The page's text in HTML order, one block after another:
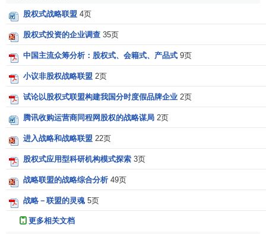
难撤离，灵活性差，风险大，政府的政策限制也很严格，而
契约式战略联盟则可避开这些问题。
与此同时，股权式战略联盟有利于扩大企业的资金实
力，并通过部分“拥有”对方的形式，增强双方的信任感和责任
感，合作更能持久；契约式战略联盟的先天不足则在于，企
业对联盟的控制能力差，松散的组织缺乏稳定性和长远利
益，联盟内成员之间的沟通不充分，
盟所实现的局部结合不能解决很多问题、企业参与联盟合作
化为股权式。股权式联盟中常见一方收购另一方的情形，“这
并不意味着联盟失败了，联盟可能是很成功的，只是参与联
盟各方的 战略目标
股权式战略联盟 4页
股权式投资的企业调查 35页
中国主流众筹分析：股权式、会籍式、产品式 9页
小议非股权战略联盟 2页
试论以股权式联盟构建我国分时度假品牌企业 2页
腾讯收购运营商同程网股权的战略谋局 2页
进入战略和战略联盟 22页
股权式应用型科研机构模式探索 3页
战略联盟的战略综合分析 49页
战略－联盟的灵魂 5页
更多相关文档